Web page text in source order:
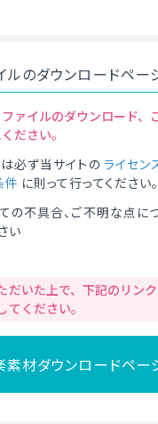
ルのダウンロードペー
ァイルのダウンロード、
ださい。
必ず当サイトの ライセン
件 に則って行ってください。
の不具合、ご不明な点に
い
だいた上で、下記のリン
てください。
素材ダウンロードペー